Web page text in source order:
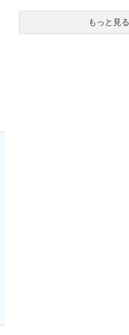
もっと見る